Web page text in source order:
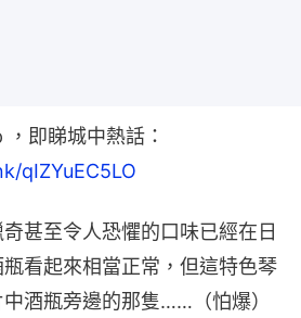
即睇城中熱話：
qIZYuEC5LO
甚至令人恐懼的口味已經在日
看起來相當正常，但這特色琴
酒瓶旁邊的那隻……（怕爆）